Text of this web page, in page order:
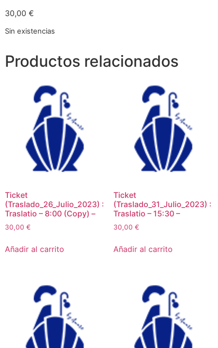
30,00 €
Sin existencias
Productos relacionados
Ticket
(Traslado_26_Julio_2023) :
Traslatio – 8:00 (Copy) –
30,00 €
Añadir al carrito
Ticket
(Traslado_31_Julio_2023) :
Traslatio – 15:30 –
30,00 €
Añadir al carrito